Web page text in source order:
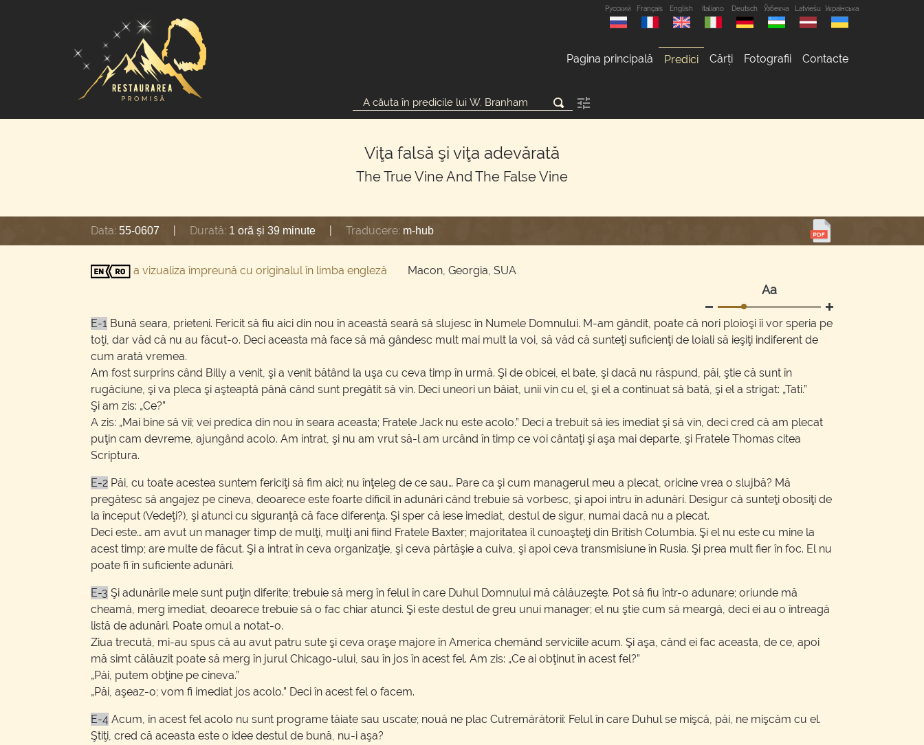
Русский Français English Italiano Deutsch Ўзбекча Latviešu Українська
Pagina principală Predici Cărți Fotografii Contacte
Viţa falsă şi viţa adevărată
The True Vine And The False Vine
Data: 55-0607 Durată: 1 oră și 39 minute Traducere: m-hub
a vizualiza împreună cu originalul în limba engleză Macon, Georgia, SUA
Аа
E-1 Bună seara, prieteni. Fericit să fiu aici din nou în această seară să slujesc în Numele Domnului. M-am gândit, poate că nori ploioşi îi vor speria pe
toţi, dar văd că nu au făcut-o. Deci aceasta mă face să mă gândesc mult mai mult la voi, să văd că sunteţi suficienţi de loiali să ieşiţi indiferent de
cum arată vremea.
Am fost surprins când Billy a venit, şi a venit bătând la uşa cu ceva timp în urmă. Şi de obicei, el bate, şi dacă nu răspund, păi, ştie că sunt în
rugăciune, şi va pleca şi aşteaptă până când sunt pregătit să vin. Deci uneori un băiat, unii vin cu el, şi el a continuat să bată, şi el a strigat: „Tati.”
Şi am zis: „Ce?”
A zis: „Mai bine să vii; vei predica din nou în seara aceasta; Fratele Jack nu este acolo.” Deci a trebuit să ies imediat şi să vin, deci cred că am plecat
puţin cam devreme, ajungând acolo. Am intrat, şi nu am vrut să-l am urcând în timp ce voi cântaţi şi aşa mai departe, şi Fratele Thomas citea
Scriptura.
E-2 Păi, cu toate acestea suntem fericiţi să fim aici; nu înţeleg de ce sau… Pare ca şi cum managerul meu a plecat, oricine vrea o slujbă? Mă
pregătesc să angajez pe cineva, deoarece este foarte dificil în adunări când trebuie să vorbesc, şi apoi intru în adunări. Desigur că sunteţi obosiţi de
la început (Vedeţi?), şi atunci cu siguranţă că face diferenţa. Şi sper că iese imediat, destul de sigur, numai dacă nu a plecat.
Deci este… am avut un manager timp de mulţi, mulţi ani fiind Fratele Baxter; majoritatea îl cunoaşteţi din British Columbia. Şi el nu este cu mine la
acest timp; are multe de făcut. Şi a intrat în ceva organizaţie, şi ceva părtăşie a cuiva, şi apoi ceva transmisiune în Rusia. Şi prea mult fier în foc. El nu
poate fi în suficiente adunări.
E-3 Şi adunările mele sunt puţin diferite; trebuie să merg în felul în care Duhul Domnului mă călăuzeşte. Pot să fiu într-o adunare; oriunde mă
cheamă, merg imediat, deoarece trebuie să o fac chiar atunci. Şi este destul de greu unui manager; el nu ştie cum să meargă, deci ei au o întreagă
listă de adunări. Poate omul a notat-o.
Ziua trecută, mi-au spus că au avut patru sute şi ceva oraşe majore în America chemând serviciile acum. Şi aşa, când ei fac aceasta, de ce, apoi
mă simt călăuzit poate să merg în jurul Chicago-ului, sau în jos în acest fel. Am zis: „Ce ai obţinut în acest fel?”
„Păi, putem obţine pe cineva.”
„Păi, aşeaz-o; vom fi imediat jos acolo.” Deci în acest fel o facem.
E-4 Acum, în acest fel acolo nu sunt programe tăiate sau uscate; nouă ne plac Cutremărătorii: Felul în care Duhul se mişcă, păi, ne mişcăm cu el.
Ştiţi, cred că aceasta este o idee destul de bună, nu-i aşa?